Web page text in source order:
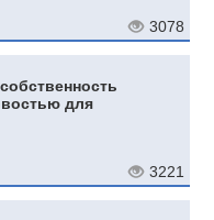
3078
для
3221